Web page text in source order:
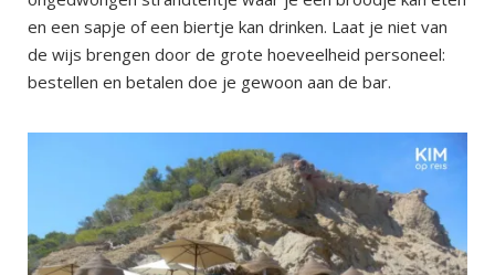
en een sapje of een biertje kan drinken. Laat je niet van
de wijs brengen door de grote hoeveelheid personeel:
bestellen en betalen doe je gewoon aan de bar.